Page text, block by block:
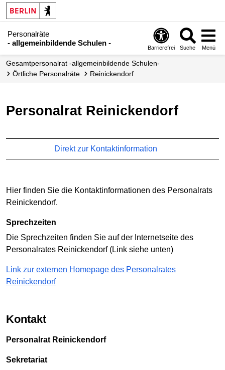
Personalräte
- allgemeinbildende Schulen -
Barrierefrei Suche Menü
Gesamtpersonalrat -allgemeinbildende Schulen-
örtliche Personalräte
Reinickendorf
Personalrat Reinickendorf
Direkt zur Kontaktinformation
Hier finden Sie die Kontaktinformationen des Personalrats
Reinickendorf.
Sprechzeiten
Die Sprechzeiten finden Sie auf der Internetseite des
Personalrates Reinickendorf (Link siehe unten)
Link zur externen Homepage des Personalrates
Reinickendorf
Kontakt
Personalrat Reinickendorf
Sekretariat